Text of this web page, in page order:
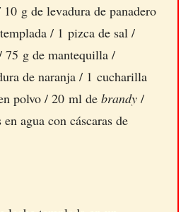
g de levadura de panadero
/ 1 pizca de sal /
75 g de mantequilla /
de naranja / 1 cucharilla
polvo / 20 ml de brandy /
agua con cáscaras de